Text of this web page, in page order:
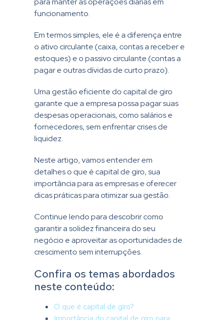
funcionamento.
Em termos simples, ele é a diferença entre
o ativo circulante (caixa, contas a receber e
estoques) e o passivo circulante (contas a
pagar e outras dívidas de curto prazo).
Uma gestão eficiente do capital de giro
garante que a empresa possa pagar suas
despesas operacionais, como salários e
fornecedores, sem enfrentar crises de
liquidez.
Neste artigo, vamos entender em
detalhes o que é capital de giro, sua
importância para as empresas e oferecer
dicas práticas para otimizar sua gestão.
Continue lendo para descobrir como
garantir a solidez financeira do seu
negócio e aproveitar as oportunidades de
crescimento sem interrupções.
Confira os temas abordados
neste conteúdo:
O que é capital de giro?